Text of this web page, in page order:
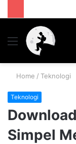
Menu
Home / Teknologi
Teknologi
Simpel